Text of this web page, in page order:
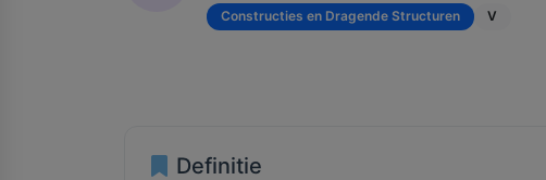
Constructies en Dragende Structuren V
Definitie